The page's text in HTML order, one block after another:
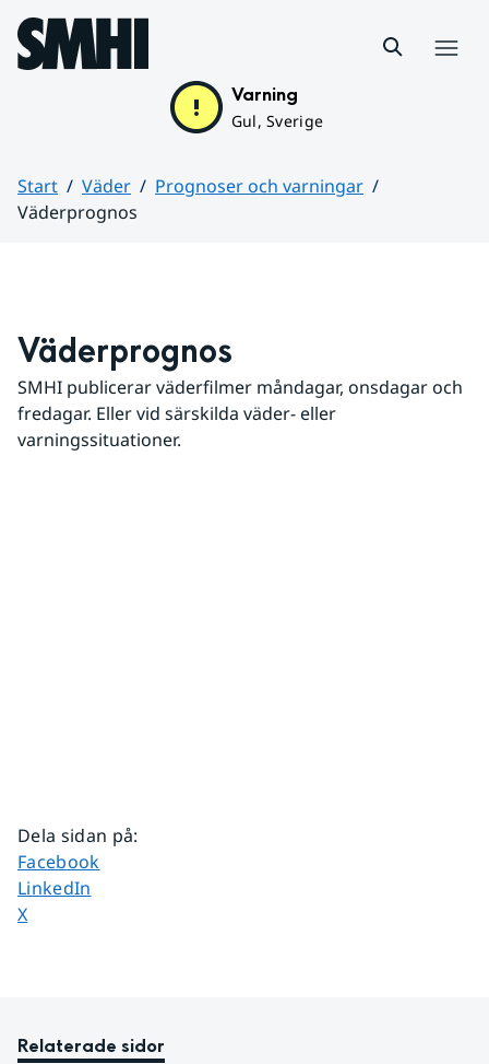
Hoppa till sidans innehåll
Varning
Gul, Sverige
Start Väder
Prognoser och varningar
Väderprognos
Väderprognos
SMHI publicerar väderfilmer måndagar, onsdagar och
fredagar. Eller vid särskilda väder- eller
varningssituationer.
Dela sidan på:
Dela sidan på
Facebook
Dela sidan på
LinkedIn
Dela sidan på
X
Relaterade sidor